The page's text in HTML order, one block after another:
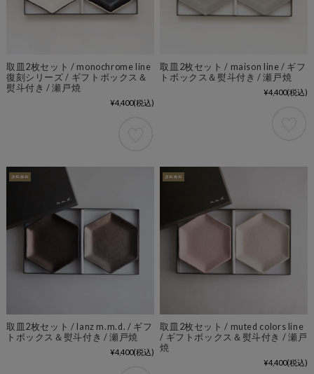
取皿2枚セット / monochrome line
復刻シリーズ / ギフトボックス＆
熨斗付き / 瀬戸焼
¥4,400(税込)
取皿2枚セット / maison line / ギフ
トボックス＆熨斗付き / 瀬戸焼
¥4,400(税込)
取皿2枚セット / lanz m.m.d. / ギフ
トボックス＆熨斗付き / 瀬戸焼
¥4,400(税込)
取皿2枚セット / muted colors line
/ ギフトボックス＆熨斗付き / 瀬戸
焼
¥4,400(税込)